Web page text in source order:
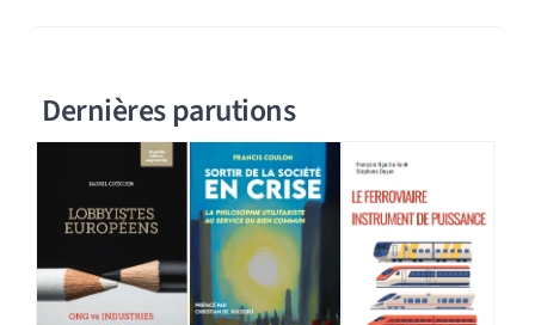
Dernières parutions